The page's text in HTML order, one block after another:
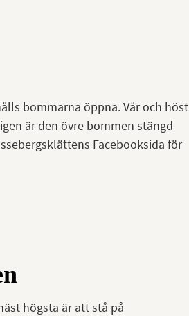
bommarna öppna. Vår och höst
är den övre bommen stängd
Facebooksida för
högsta är att stå på